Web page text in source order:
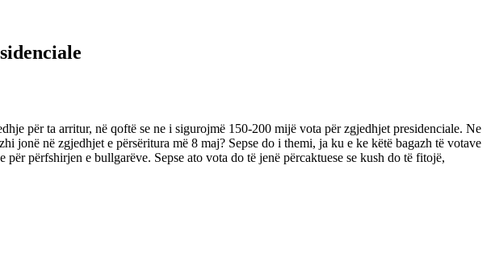
për ta arritur, në qoftë se ne i sigurojmë 150-200 mijë vota për zgjedhjet presidenciale. Ne
jonë në zgjedhjet e përsëritura më 8 maj? Sepse do i themi, ja ku e ke këtë bagazh të votave
përfshirjen e bullgarëve. Sepse ato vota do të jenë përcaktuese se kush do të fitojë,